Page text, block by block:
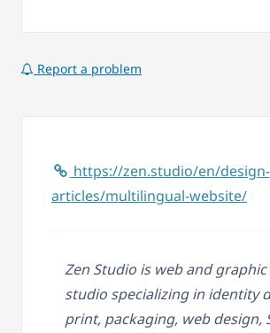
Report a problem
https://zen.studio/en/design-
articles/multilingual-website/
Zen Studio is web and
studio specializing in identity
print, packaging, web design,